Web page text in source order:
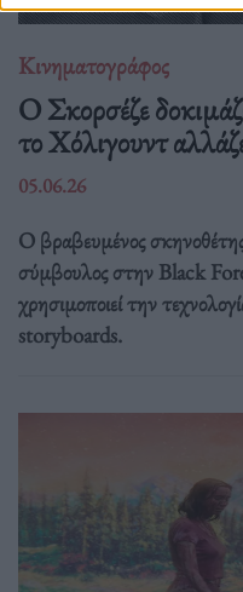
Κινηματογράφος
Ο Σκορσέζε
το Χόλιγουντ
05.06.26
Ο βραβευμένος
σύμβουλος στην Black
χρησιμοποιεί την
storyboards.